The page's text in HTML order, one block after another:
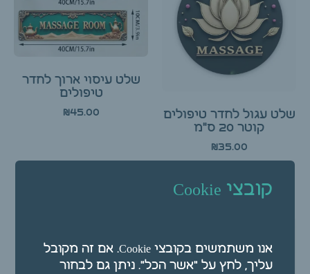
שלט עגול לחדר טיפולים
קוטר 20 ס"מ
₪35.00
שלט עיסוי ארוך לחדר
טיפולים
₪45.00
קובצי Cookie
אנו משתמשים בקובצי Cookie. אם זה מקובל
עליך, לחץ על "אשר הכל". ניתן גם לבחור